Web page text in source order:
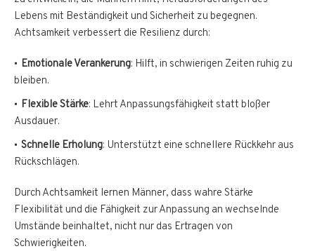
Lebens mit Beständigkeit und Sicherheit zu begegnen.
Achtsamkeit verbessert die Resilienz durch:
Emotionale Verankerung: Hilft, in schwierigen Zeiten ruhig zu
bleiben.
Flexible Stärke: Lehrt Anpassungsfähigkeit statt bloßer
Ausdauer.
Schnelle Erholung: Unterstützt eine schnellere Rückkehr aus
Rückschlägen.
Durch Achtsamkeit lernen Männer, dass wahre Stärke
Flexibilität und die Fähigkeit zur Anpassung an wechselnde
Umstände beinhaltet, nicht nur das Ertragen von
Schwierigkeiten.